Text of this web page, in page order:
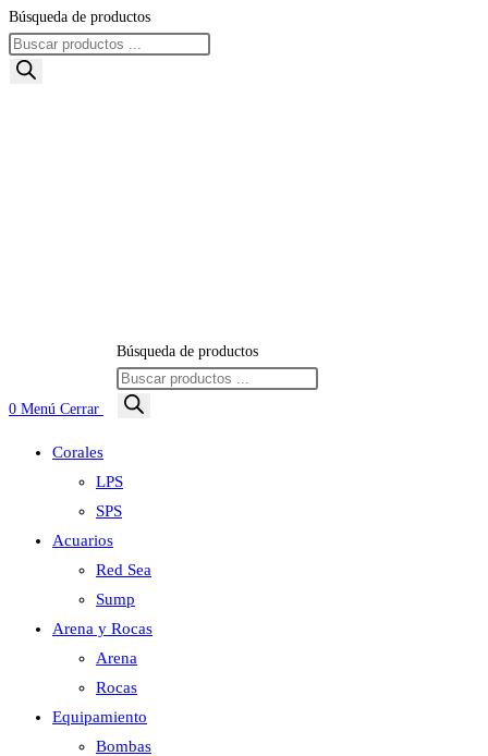
Búsqueda de productos
0 Menú Cerrar
Búsqueda de productos
Corales
LPS
SPS
Acuarios
Red Sea
Sump
Arena y Rocas
Arena
Rocas
Equipamiento
Bombas